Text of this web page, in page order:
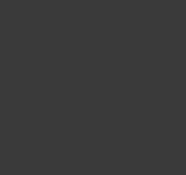
استمرار
من سوريا.
بالعودة